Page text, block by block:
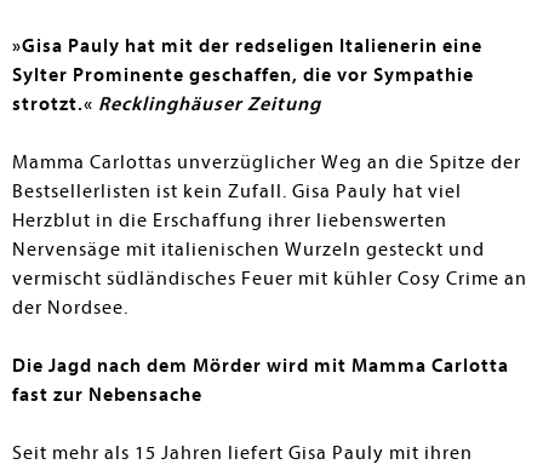
»Gisa Pauly hat mit der redseligen Italienerin eine
Sylter Prominente geschaffen, die vor Sympathie
strotzt.« Recklinghäuser Zeitung
Mamma Carlottas unverzüglicher Weg an die Spitze der
Bestsellerlisten ist kein Zufall. Gisa Pauly hat viel
Herzblut in die Erschaffung ihrer liebenswerten
Nervensäge mit italienischen Wurzeln gesteckt und
vermischt südländisches Feuer mit kühler Cosy Crime an
der Nordsee.
Die Jagd nach dem Mörder wird mit Mamma Carlotta
fast zur Nebensache
Seit mehr als 15 Jahren liefert Gisa Pauly mit ihren